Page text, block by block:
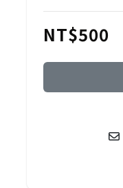
NT$500